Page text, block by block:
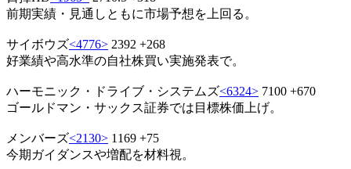
前期実績・見通しともに市場予想を上回る。
サイボウズ<4776> 2392 +268
好業績や高水準の自社株買い実施発表で。
ハーモニック・ドライブ・システムズ<6324> 7100 +670
ゴールドマン・サックス証券では目標株価上げ。
メンバーズ<2130> 1169 +75
今期ガイダンスや増配を材料視。